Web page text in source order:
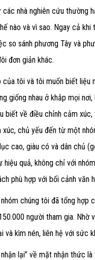
các nhà nghiên cứu thường
nào và vì sao. Ngay cả
so sánh phương Tây và
đơn giản khác.
của tôi và tôi muốn biết liệu
giống nhau ở khắp mọi
biết về điều chỉnh cảm
chủ yếu đến từ một
cao, giàu có và dân chủ
quả, không chỉ với
phù hợp với bối cảnh văn
chúng tôi đã tổng hợp
người tham gia.
và kìm nén, liên hệ với sức
nhận lại” về mặt nhận thức